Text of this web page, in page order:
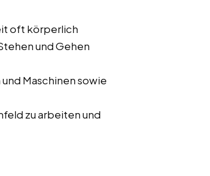
oft körperlich
und Gehen
Maschinen sowie
zu arbeiten und